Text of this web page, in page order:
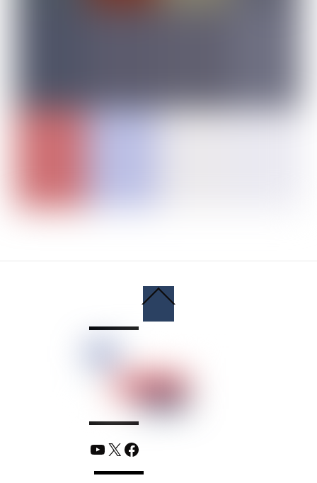
To
YouTube
X Facebook